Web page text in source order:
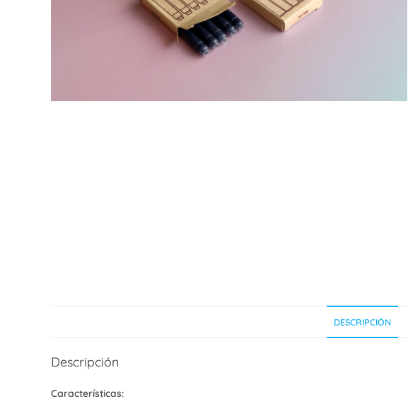
DESCRIPCIÓN
Descripción
Características: